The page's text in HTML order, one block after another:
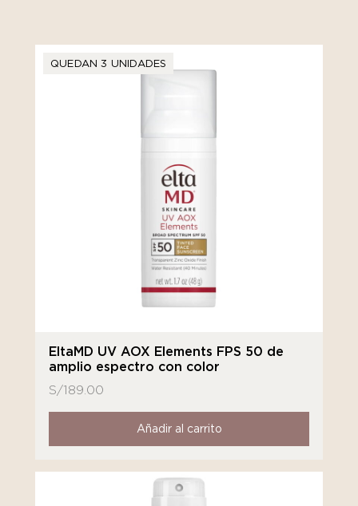
QUEDAN 3 UNIDADES
EltaMD UV AOX Elements FPS 50 de
amplio espectro con color
S/189.00
Añadir al carrito